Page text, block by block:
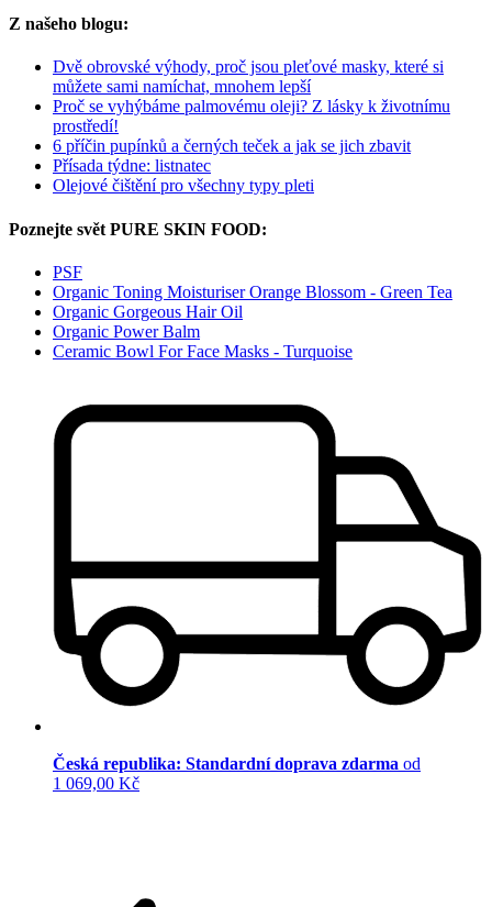
Z našeho blogu:
Dvě obrovské výhody, proč jsou pleťové masky, které si
můžete sami namíchat, mnohem lepší
Proč se vyhýbáme palmovému oleji? Z lásky k životnímu
prostředí!
6 příčin pupínků a černých teček a jak se jich zbavit
Přísada týdne: listnatec
Olejové čištění pro všechny typy pleti
Poznejte svět PURE SKIN FOOD:
PSF
Organic Toning Moisturiser Orange Blossom - Green Tea
Organic Gorgeous Hair Oil
Organic Power Balm
Ceramic Bowl For Face Masks - Turquoise
Česká republika: Standardní doprava zdarma od
1 069,00 Kč